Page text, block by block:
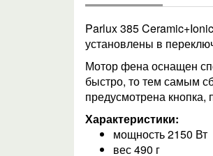
Parlux 385
установлены в
Мотор фена оснащен
быстро, то тем самым
предусмотрена кнопка,
Характеристики:
мощность 2150 Вт
вес 490 г